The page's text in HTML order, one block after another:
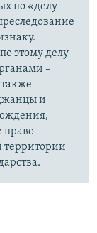
по «делу
этому делу
–
и
право
территории